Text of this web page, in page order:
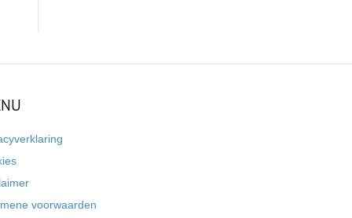
voorwaarden